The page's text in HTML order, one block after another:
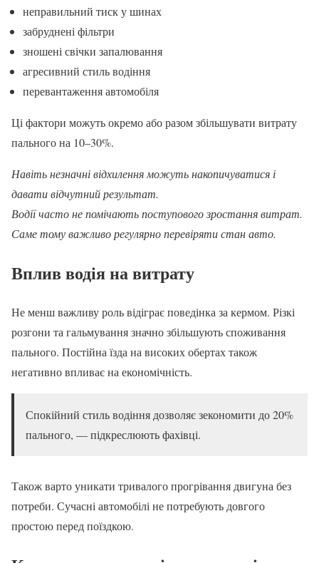
неправильний тиск у шинах
забруднені фільтри
зношені свічки запалювання
агресивний стиль водіння
перевантаження автомобіля
Ці фактори можуть окремо або разом збільшувати витрату
пального на 10–30%.
Навіть незначні відхилення можуть накопичуватися і
давати відчутний результат.
Водії часто не помічають поступового зростання витрат.
Саме тому важливо регулярно перевіряти стан авто.
Вплив водія на витрату
Не менш важливу роль відіграє поведінка за кермом. Різкі
розгони та гальмування значно збільшують споживання
пального. Постійна їзда на високих обертах також
негативно впливає на економічність.
Спокійний стиль водіння дозволяє зекономити до 20%
пального, — підкреслюють фахівці.
Також варто уникати тривалого прогрівання двигуна без
потреби. Сучасні автомобілі не потребують довгого
простою перед поїздкою.